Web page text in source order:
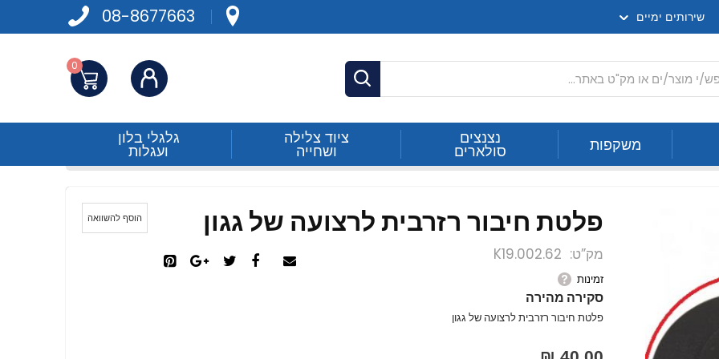
08-8677663 שירותים ימיים
חפש
התחברות 0
משקפות נצנצים
סולארים
ציוד צלילה
ושחייה
גלגלי בלון
ועגלות
פלטת חיבור רזרבית לרצועה של גגון
מק”ט K19.002.62
זמינות
סקירה מהירה
פלטת חיבור רזרבית לרצועה של גגון
הוסף להשוואה